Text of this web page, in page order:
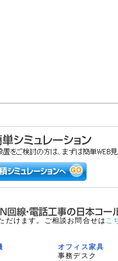
だけます。ご相談お問合せは こ
オフィス家具
事務デスク